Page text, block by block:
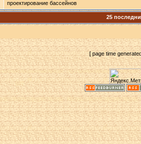
проектирование бассейнов
25
[ page time